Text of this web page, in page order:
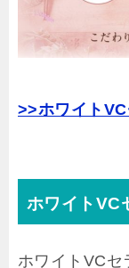
>>ホワイト
ホワイトVC
ホワイトVCセ